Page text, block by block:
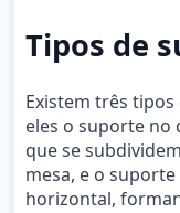
Tipos de
Existem três
eles o suporte no
que se
mesa, e o
horizontal,